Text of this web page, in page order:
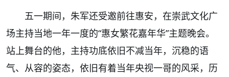
五一期间，朱军还受邀前往惠安，在崇武文化广
场主持当地一年一度的“惠女繁花嘉年华”主题晚会。
站上舞台的他，主持功底依旧不减当年，沉稳的语
气、从容的姿态，依旧有着当年央视一哥的风采，历